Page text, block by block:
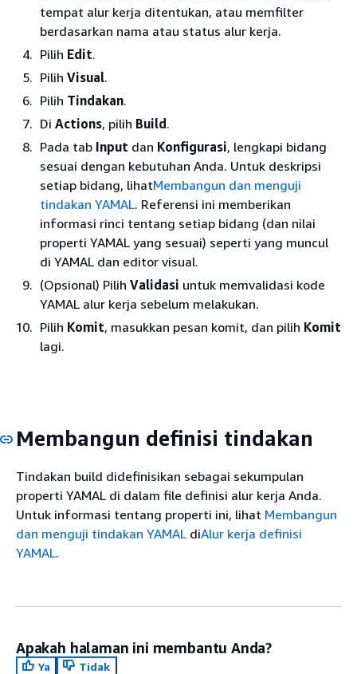
tempat alur kerja ditentukan, atau memfilter
berdasarkan nama atau status alur kerja.
Pilih Edit.
Pilih Visual.
Pilih Tindakan.
Di Actions, pilih Build .
Pada tab Input dan Konfigurasi, lengkapi bidang
sesuai dengan kebutuhan Anda. Untuk deskripsi
setiap bidang, lihatMembangun dan menguji
tindakan YAMAL. Referensi ini memberikan
informasi rinci tentang setiap bidang (dan nilai
properti YAMAL yang sesuai) seperti yang muncul
di YAMAL dan editor visual.
(Opsional) Pilih Validasi untuk memvalidasi kode
YAMAL alur kerja sebelum melakukan.
Pilih Komit, masukkan pesan komit, dan pilih Komit
lagi.
Membangun definisi tindakan
Tindakan build didefinisikan sebagai sekumpulan
properti YAMAL di dalam file definisi alur kerja Anda.
Untuk informasi tentang properti ini, lihat Membangun
dan menguji tindakan YAMAL diAlur kerja definisi
YAMAL.
Apakah halaman ini membantu Anda?
Ya
Tidak